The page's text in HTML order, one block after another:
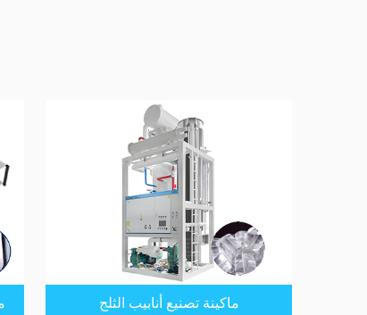
ماكينة تصنيع أنابيب الثلج